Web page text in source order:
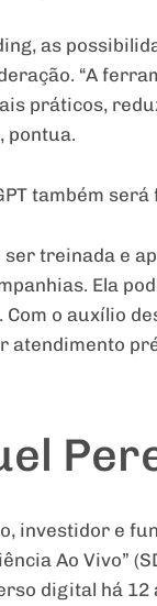
as
“A
práticos,
pontua.
também
treinada e
Ela
o auxílio
investidor e
Ao Vivo”
digital há 12